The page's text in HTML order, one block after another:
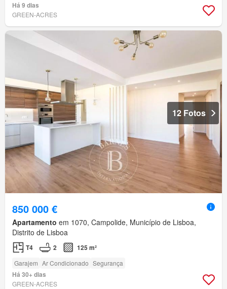
Há 9 dias
GREEN-ACRES
12 Fotos
850 000 €
Apartamento em 1070, Campolide, Município de Lisboa,
Distrito de Lisboa
T4 2 125 m²
Garajem Ar Condicionado Segurança
Há 30+ dias
GREEN-ACRES